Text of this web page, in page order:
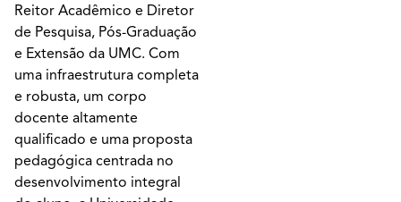
Reitor Acadêmico e Diretor
de Pesquisa, Pós-Graduação
e Extensão da UMC. Com
uma infraestrutura completa
e robusta, um corpo
docente altamente
qualificado e uma proposta
pedagógica centrada no
desenvolvimento integral